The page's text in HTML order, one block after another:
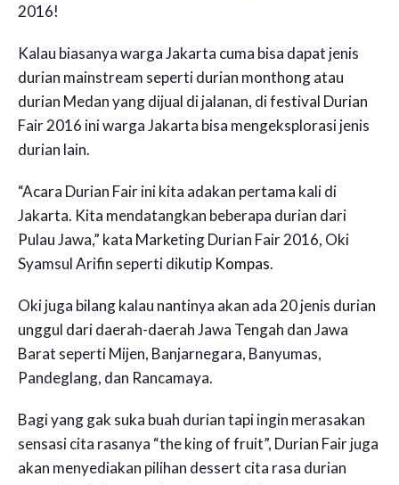
2016!
Kalau biasanya warga Jakarta cuma bisa dapat jenis
durian mainstream seperti durian monthong atau
durian Medan yang dijual di jalanan, di festival Durian
Fair 2016 ini warga Jakarta bisa mengeksplorasi jenis
durian lain.
“Acara Durian Fair ini kita adakan pertama kali di
Jakarta. Kita mendatangkan beberapa durian dari
Pulau Jawa,” kata Marketing Durian Fair 2016, Oki
Syamsul Arifin seperti dikutip Kompas.
Oki juga bilang kalau nantinya akan ada 20 jenis durian
unggul dari daerah-daerah Jawa Tengah dan Jawa
Barat seperti Mijen, Banjarnegara, Banyumas,
Pandeglang, dan Rancamaya.
Bagi yang gak suka buah durian tapi ingin merasakan
sensasi cita rasanya “the king of fruit”, Durian Fair juga
akan menyediakan pilihan dessert cita rasa durian